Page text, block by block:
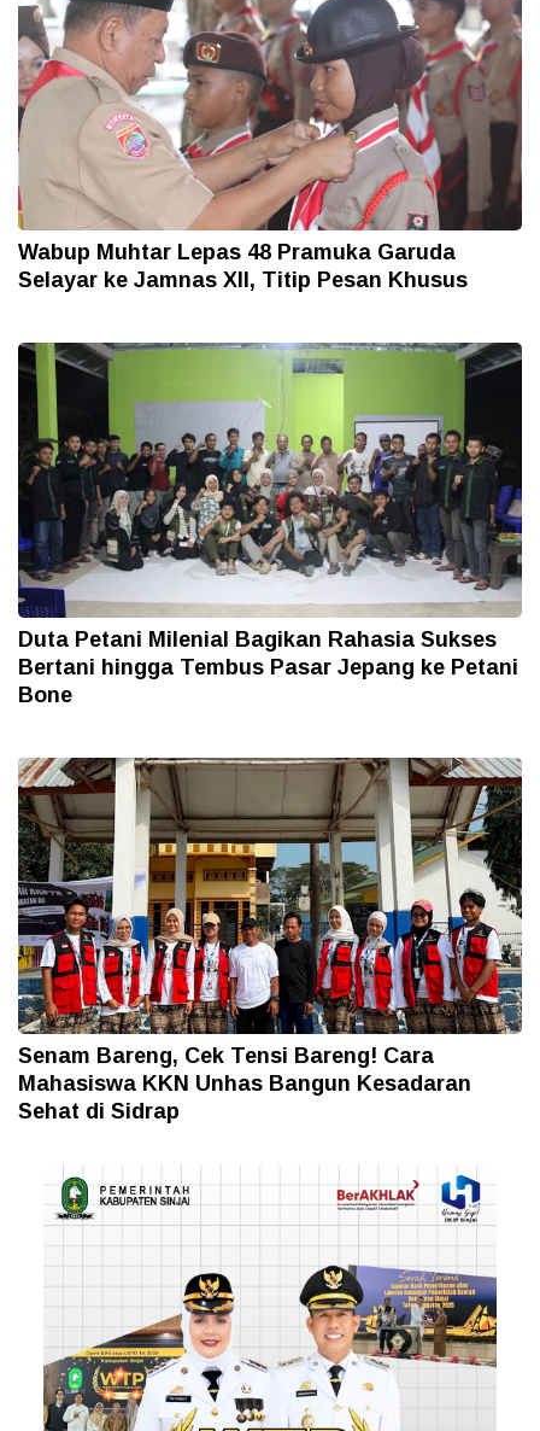
Wabup Muhtar Lepas 48 Pramuka Garuda
Selayar ke Jamnas XII, Titip Pesan Khusus
Duta Petani Milenial Bagikan Rahasia Sukses
Bertani hingga Tembus Pasar Jepang ke Petani
Bone
Senam Bareng, Cek Tensi Bareng! Cara
Mahasiswa KKN Unhas Bangun Kesadaran
Sehat di Sidrap